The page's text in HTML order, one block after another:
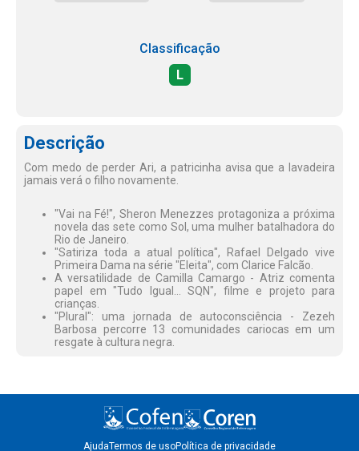
Classificação
L
Descrição
Com medo de perder Ari, a patricinha avisa que a lavadeira
jamais verá o filho novamente.
"Vai na Fé!", Sheron Menezzes protagoniza a próxima
novela das sete como Sol, uma mulher batalhadora do
Rio de Janeiro.
"Satiriza toda a atual política", Rafael Delgado vive
Primeira Dama na série "Eleita", com Clarice Falcão.
A versatilidade de Camilla Camargo - Atriz comenta
papel em "Tudo Igual... SQN", filme e projeto para
crianças.
"Plural": uma jornada de autoconsciência - Zezeh
Barbosa percorre 13 comunidades cariocas em um
resgate à cultura negra.
AjudaTermos de usoPolítica de privacidade